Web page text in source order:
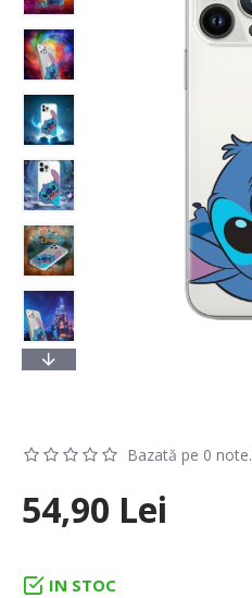
IN STOC
Bazată pe 0 note.
54,90 Lei